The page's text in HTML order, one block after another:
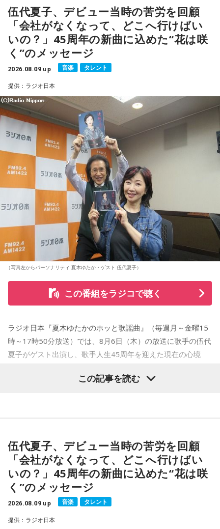
■放送日時：2026年8月16日（日） 19時～20時
■パーソナリティ：吉田尚記
■ゲスト：小山宙哉
■メールアドレス：manga@1242.com
■公式Xアカウント：@MANGARADIO1242
■ハッシュタグ：#マンガのラジオ
■番組HP：https://manga-no-radio.com/
伍代夏子、デビュー当時の苦労を回顧
「会社がなくなって、どこへ行けばい
いの？」45周年の新曲に込めた“花は咲
く”のメッセージ
2026.08.09 up 音楽 タレント
提供：ラジオ日本
（写真左からパーソナリティ 夏木ゆたか・ゲスト 伍代夏子）
この番組をラジコで聴く
ラジオ日本『夏木ゆたかのホッと歌謡曲』（毎週月～金曜15
時～17時50分放送）では、8月6日（木）の放送に歌手の伍代
夏子がゲスト出演し、歌手人生45周年を迎えた現在の心境
ることを明かした。また、歌手はレコーディングを終えた
後、自分自身が“演出家”となって楽曲を育てていく仕事でもあ
ると語り、長年培ってきた表現者としての思いを語った。
一方で、デビュー当時は決して順風満帆ではなかった。デビ
ューから間もなく所属レコード会社がなくなり、「どこへ行
けばいいの？」と途方に暮れたことや、芸名を何度も変えな
この記事を読む
伍代夏子、デビュー当時の苦労を回顧
「会社がなくなって、どこへ行けばい
いの？」45周年の新曲に込めた“花は咲
く”のメッセージ
2026.08.09 up 音楽 タレント
提供：ラジオ日本